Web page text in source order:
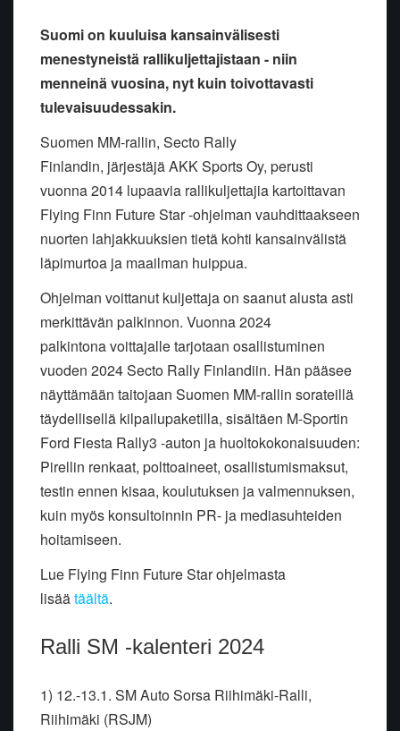
Suomi on kuuluisa kansainvälisesti
menestyneistä rallikuljettajistaan - niin
menneinä vuosina, nyt kuin toivottavasti
tulevaisuudessakin.
Suomen MM-rallin, Secto Rally
Finlandin, järjestäjä AKK Sports Oy, perusti
vuonna 2014 lupaavia rallikuljettajia kartoittavan
Flying Finn Future Star -ohjelman vauhdittaakseen
nuorten lahjakkuuksien tietä kohti kansainvälistä
läpimurtoa ja maailman huippua.
Ohjelman voittanut kuljettaja on saanut alusta asti
merkittävän palkinnon. Vuonna 2024
palkintona voittajalle tarjotaan osallistuminen
vuoden 2024 Secto Rally Finlandiin. Hän pääsee
näyttämään taitojaan Suomen MM-rallin sorateillä
täydellisellä kilpailupaketilla, sisältäen M-Sportin
Ford Fiesta Rally3 -auton ja huoltokokonaisuuden:
Pirellin renkaat, polttoaineet, osallistumismaksut,
testin ennen kisaa, koulutuksen ja valmennuksen,
kuin myös konsultoinnin PR- ja mediasuhteiden
hoitamiseen.
Lue Flying Finn Future Star ohjelmasta
lisäätäältä.
Ralli SM -kalenteri 2024
1) 12.-13.1. SM Auto Sorsa Riihimäki-Ralli,
Riihimäki (RSJM)